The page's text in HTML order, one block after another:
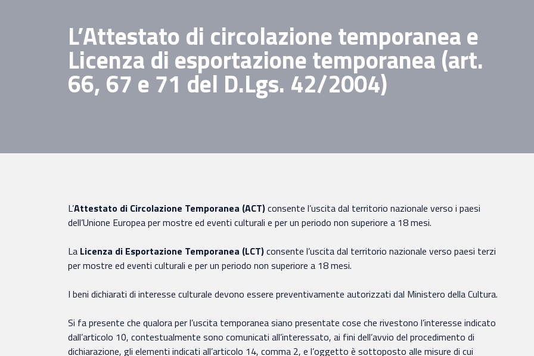
L’Attestato di circolazione temporanea e
Licenza di esportazione temporanea (art.
66, 67 e 71 del D.Lgs. 42/2004)
L’Attestato di Circolazione Temporanea (ACT)consente l’uscita dal territorio nazionale verso i paesi
dell’Unione Europea per mostre ed eventi culturali e per un periodo non superiore a 18 mesi.
La Licenza di Esportazione Temporanea (LCT)consente l’uscita dal territorio nazionale verso paesi terzi
per mostre ed eventi culturali e per un periodo non superiore a 18 mesi.
I beni dichiarati di interesse culturale devono essere preventivamente autorizzati dal Ministero della Cultura.
Si fa presente che qualora per l’uscita temporanea siano presentate cose che rivestono l’interesse indicato
dall’articolo 10, contestualmente sono comunicati all’interessato, ai fini dell’avvio del procedimento di
dichiarazione, gli elementi indicati all’articolo 14, comma 2, e l’oggetto è sottoposto alle misure di cui